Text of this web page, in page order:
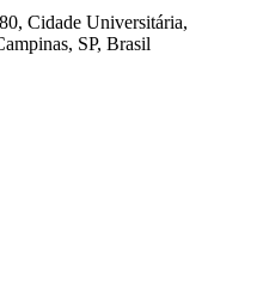
Cidade Universitária,
SP, Brasil